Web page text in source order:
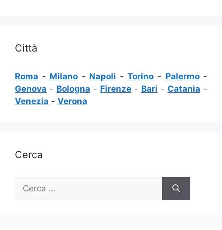
Città
Roma - Milano - Napoli -Torino - Palermo-
Genova - Bologna - Firenze - Bari - Catania -
Venezia - Verona
Cerca
per: